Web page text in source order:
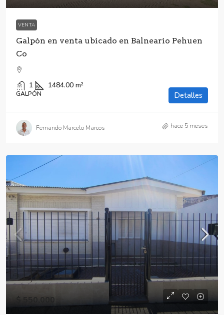
VENTA
Galpón en venta ubicado en Balneario Pehuen
Co
1 1484.00 m²
GALPÓN Detalles
Fernando Marcelo Marcos hace 5 meses
$ 550,000